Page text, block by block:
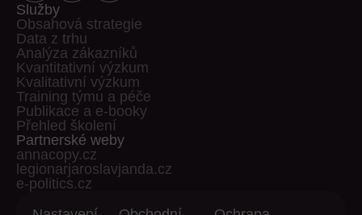
Služby
Obsahová strategie
Data z trhu
Analýza zákazníků
Kvantitativní výzkum
Kvalitativní výzkum
Training týmu a péče
Publikace a e-booky
Přehled školení
Partnerské weby
annacopy.cz
legionarjaroslavjanda.cz
e-politics.cz